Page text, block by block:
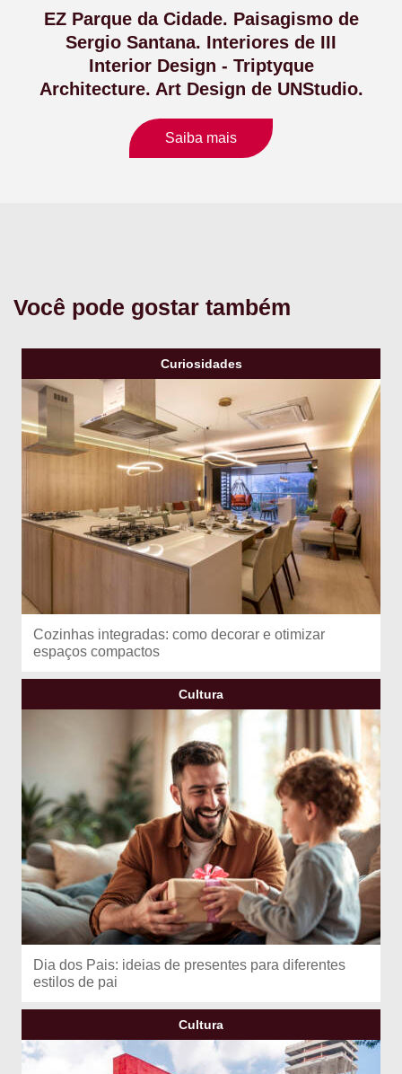
EZ Parque da Cidade. Paisagismo de
Sergio Santana. Interiores de III
Interior Design - Triptyque
Architecture. Art Design de UNStudio.
Saiba mais
Você pode gostar também
Curiosidades
Cozinhas integradas: como decorar e otimizar
espaços compactos
Cultura
Dia dos Pais: ideias de presentes para diferentes
estilos de pai
Cultura